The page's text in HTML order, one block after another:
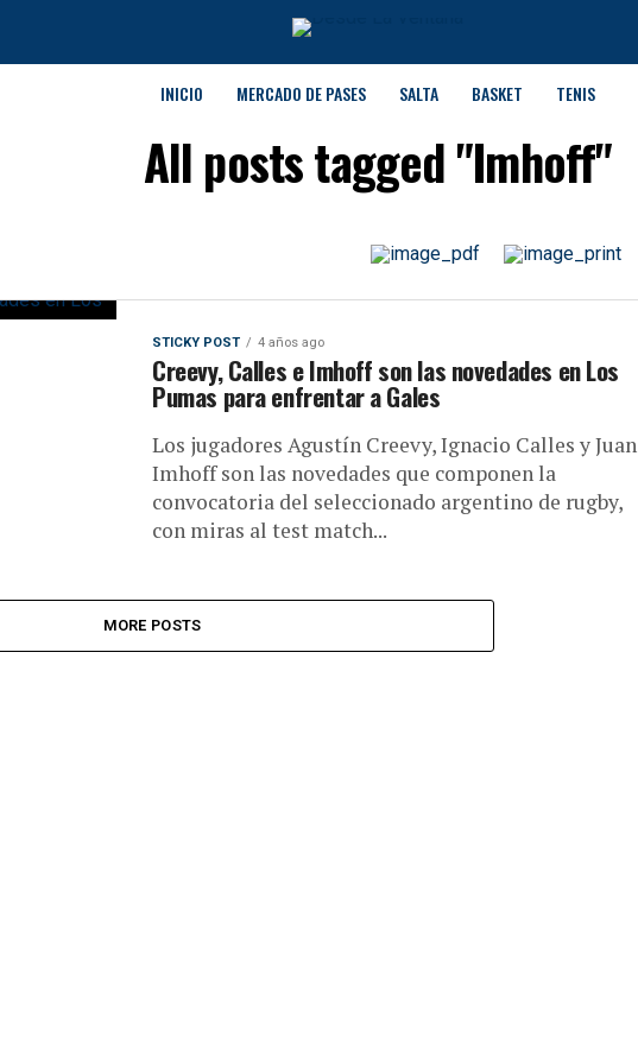
INICIO MERCADO DE PASES SALTA BASKET TENIS
All posts tagged "Imhoff"
STICKY POST 4 años ago
Creevy, Calles e Imhoff son las novedades en Los
Pumas para enfrentar a Gales
Los jugadores Agustín Creevy, Ignacio Calles y Juan
Imhoff son las novedades que componen la
convocatoria del seleccionado argentino de rugby,
con miras al test match...
MORE POSTS